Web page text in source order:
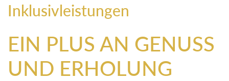
Inklusivleistungen
EIN PLUS AN GENUSS
UND ERHOLUNG